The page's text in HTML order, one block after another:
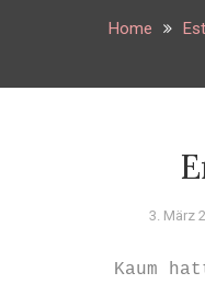
Home
3. März
Kaum